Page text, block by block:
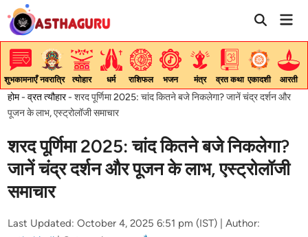
Skip
content
शुभकामनाएँ नवरात्रि त्योहार धर्म राशिफल भजन मंत्र व्रत कथा एकादशी आरती
होम-व्रत त्यौहार-शरद पूर्णिमा 2025: चांद कितने बजे निकलेगा? जानें चंद्र दर्शन और
पूजन के लाभ, एस्ट्रोलॉजी समाचार
शरद पूर्णिमा 2025: चांद कितने बजे निकलेगा?
जानें चंद्र दर्शन और पूजन के लाभ, एस्ट्रोलॉजी
समाचार
Last Updated: October 4, 2025 6:51 pm (IST) |
Author: